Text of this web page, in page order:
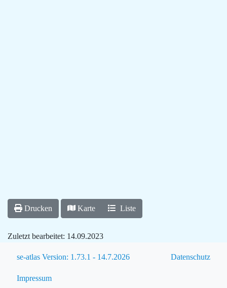
Drucken Karte Liste
Zuletzt bearbeitet: 14.09.2023
se-atlas Version: 1.73.1 - 14.7.2026 Datenschutz
Impressum